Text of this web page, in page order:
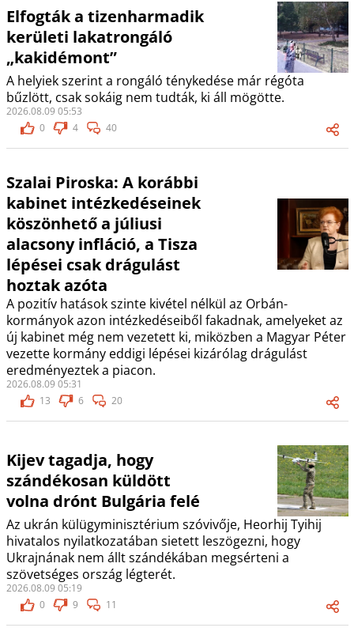
Elfogták a tizenharmadik
kerületi lakatrongáló
„kakidémont”
A helyiek szerint a rongáló ténykedése már régóta
bűzlött, csak sokáig nem tudták, ki áll mögötte.
2026.08.09 05:53
0
4 40
Szalai Piroska: A korábbi
kabinet intézkedéseinek
köszönhető a júliusi
alacsony infláció, a Tisza
lépései csak drágulást
hoztak azóta
A pozitív hatások szinte kivétel nélkül az Orbán-
kormányok azon intézkedéseiből fakadnak, amelyeket az
új kabinet még nem vezetett ki, miközben a Magyar Péter
vezette kormány eddigi lépései kizárólag drágulást
eredményeztek a piacon.
2026.08.09 05:31
13
6 20
Kijev tagadja, hogy
szándékosan küldött
volna drónt Bulgária felé
Az ukrán külügyminisztérium szóvivője, Heorhij Tyihij
hivatalos nyilatkozatában sietett leszögezni, hogy
Ukrajnának nem állt szándékában megsérteni a
szövetséges ország légterét.
2026.08.09 05:19
0
9 11